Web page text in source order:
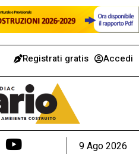
Registrati gratis Accedi
9 Ago 2026